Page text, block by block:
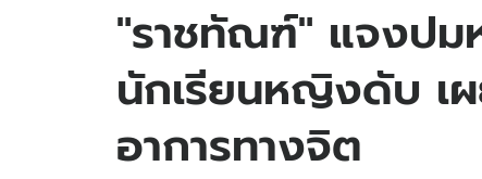
ข่าวบันเทิง
ข่าวกีฬา
ข่าวเศรษฐกิจ
อัปเดตจีน
สถิติหวยไท
หวยลาว
"ราชทัณฑ์" แจงป
นักเรียนหญิงดับ เ
อาการทางจิต